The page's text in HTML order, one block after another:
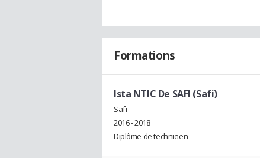
Formations
Ista NTIC De SAFI (Safi)
Safi
2016 - 2018
Diplôme de technicien